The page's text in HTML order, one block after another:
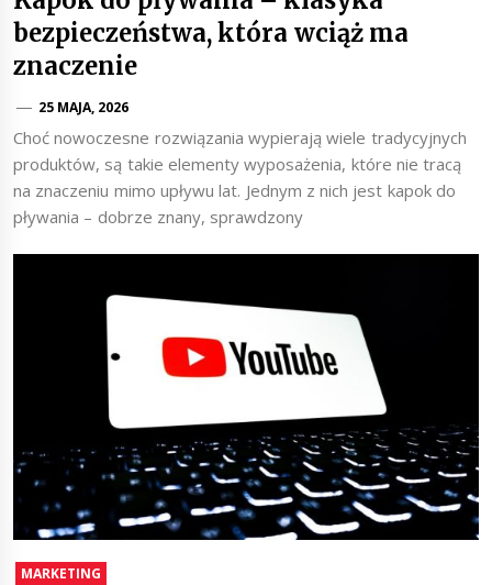
bezpieczeństwa, która wciąż ma
znaczenie
25 MAJA, 2026
Choć nowoczesne rozwiązania wypierają wiele tradycyjnych
produktów, są takie elementy wyposażenia, które nie tracą
na znaczeniu mimo upływu lat. Jednym z nich jest kapok do
pływania – dobrze znany, sprawdzony
MARKETING